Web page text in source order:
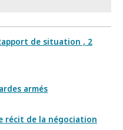
de situation , 2
armés
récit de la négociation